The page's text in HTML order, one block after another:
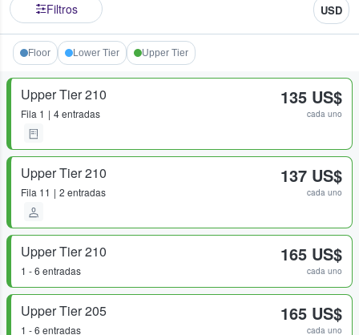
Filtros USD
Floor Lower Tier Upper Tier
Upper Tier 210
Fila 1 4 entradas
135 US$
cada uno
Upper Tier 210
Fila 11 2 entradas
137 US$
cada uno
Upper Tier 210
1 - 6 entradas
165 US$
cada uno
Upper Tier 205
1 - 6 entradas
165 US$
cada uno